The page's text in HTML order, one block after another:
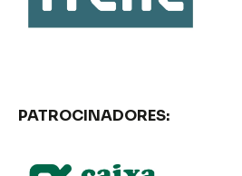
PATROCINADORES: